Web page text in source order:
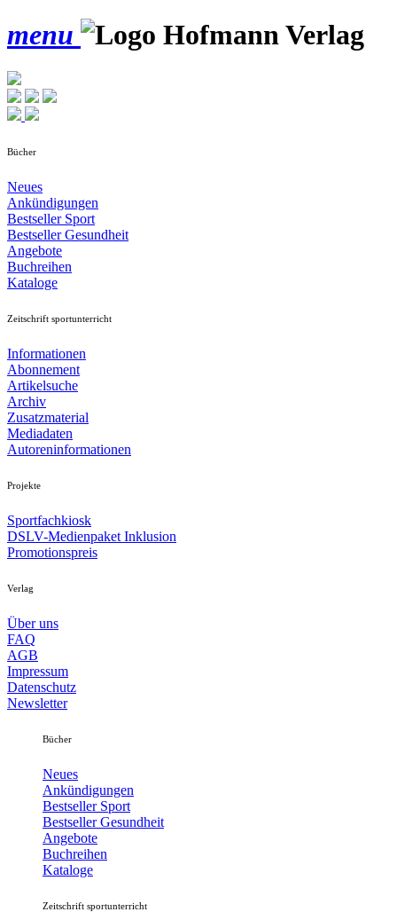
menu
Bücher
Neues
Ankündigungen
Bestseller Sport
Bestseller Gesundheit
Angebote
Buchreihen
Kataloge
Zeitschrift sportunterricht
Informationen
Abonnement
Artikelsuche
Archiv
Zusatzmaterial
Mediadaten
Autoreninformationen
Projekte
Sportfachkiosk
DSLV-Medienpaket Inklusion
Promotionspreis
Verlag
Über uns
FAQ
AGB
Impressum
Datenschutz
Newsletter
Bücher
Neues
Ankündigungen
Bestseller Sport
Bestseller Gesundheit
Angebote
Buchreihen
Kataloge
Zeitschrift sportunterricht